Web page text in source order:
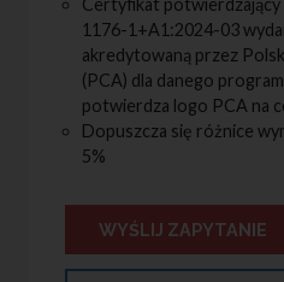
Certyfikat potwierdzający
1176-1+A1:2024-03
akredytowaną przez
(PCA) dla danego
potwierdza logo PCA na
Dopuszcza się różnice
5%
WYŚLIJ ZAPYTANIE